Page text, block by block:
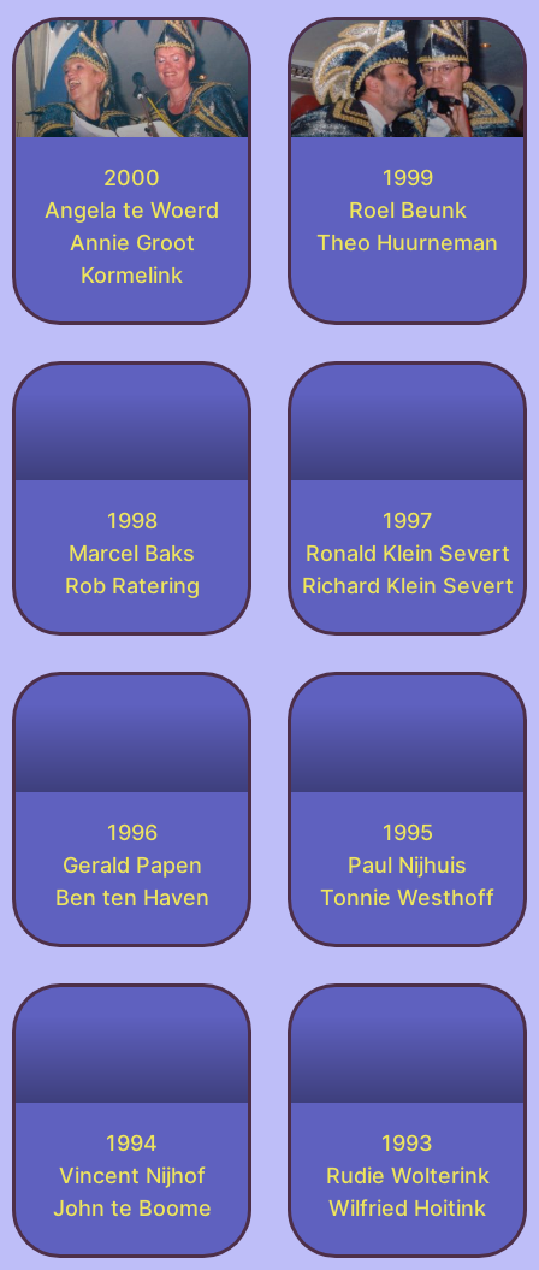
2000
Angela te Woerd
Annie Groot
Kormelink
1999
Roel Beunk
Theo Huurneman
1998
Marcel Baks
Rob Ratering
1997
Ronald Klein Severt
Richard Klein Severt
1996
Gerald Papen
Ben ten Haven
1995
Paul Nijhuis
Tonnie Westhoff
1994
Vincent Nijhof
John te Boome
1993
Rudie Wolterink
Wilfried Hoitink